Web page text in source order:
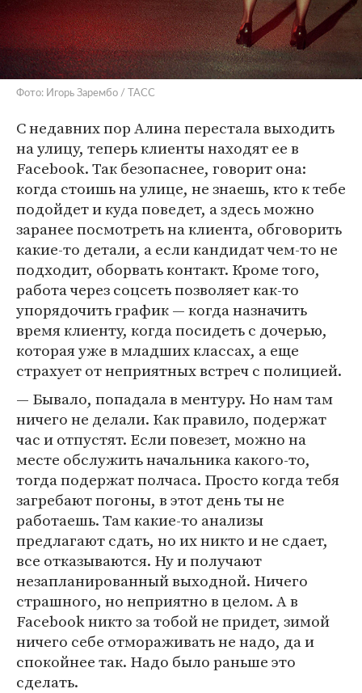
Фото: Игорь Зарембо / ТАСС
С недавних пор Алина перестала выходить
на улицу, теперь клиенты находят ее в
Facebook. Так безопаснее, говорит она:
когда стоишь на улице, не знаешь, кто к тебе
подойдет и куда поведет, а здесь можно
заранее посмотреть на клиента, обговорить
какие-то детали, а если кандидат чем-то не
подходит, оборвать контакт. Кроме того,
работа через соцсеть позволяет как-то
упорядочить график — когда назначить
время клиенту, когда посидеть с дочерью,
которая уже в младших классах, а еще
страхует от неприятных встреч с полицией.
— Бывало, попадала в ментуру. Но нам там
ничего не делали. Как правило, подержат
час и отпустят. Если повезет, можно на
месте обслужить начальника какого-то,
тогда подержат полчаса. Просто когда тебя
загребают погоны, в этот день ты не
работаешь. Там какие-то анализы
предлагают сдать, но их никто и не сдает,
все отказываются. Ну и получают
незапланированный выходной. Ничего
страшного, но неприятно в целом. А в
Facebook никто за тобой не придет, зимой
ничего себе отмораживать не надо, да и
спокойнее так. Надо было раньше это
сделать.